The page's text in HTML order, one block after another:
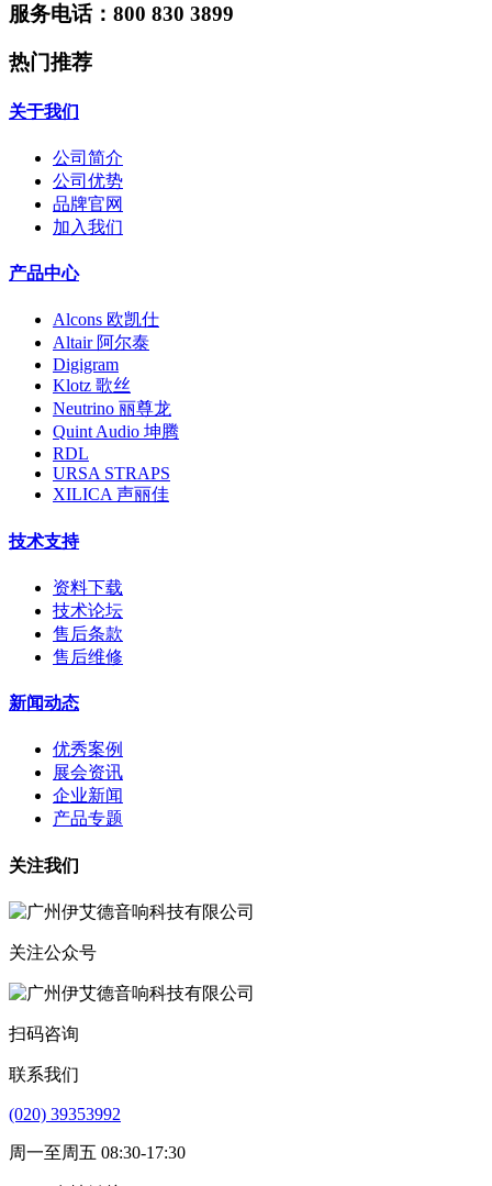
服务电话：800 830 3899
热门推荐
关于我们
公司简介
公司优势
品牌官网
加入我们
产品中心
Alcons 欧凯仕
Altair 阿尔泰
Digigram
Klotz 歌丝
Neutrino 丽尊龙
Quint Audio 坤腾
RDL
URSA STRAPS
XILICA 声丽佳
技术支持
资料下载
技术论坛
售后条款
售后维修
新闻动态
优秀案例
展会资讯
企业新闻
产品专题
关注我们
关注公众号
扫码咨询
联系我们
(020) 39353992
周一至周五 08:30-17:30